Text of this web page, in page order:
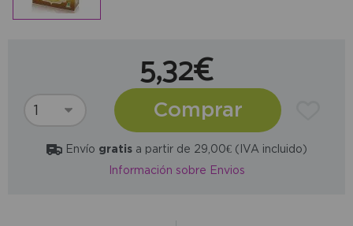
5,32€
Comprar
Envío gratisa partir de 29,00€ (IVA incluido)
Información sobre Envios